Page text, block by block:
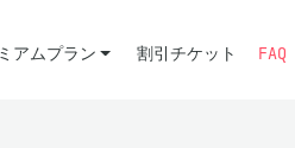
アムプラン 割引チケット FAQ